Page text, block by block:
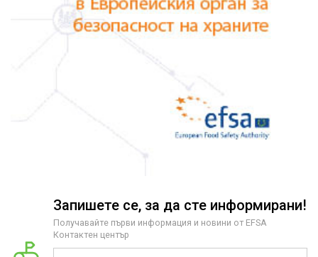
Запишете се, за да сте информирани!
Получавайте първи информация и новини от EFSA
Контактен център